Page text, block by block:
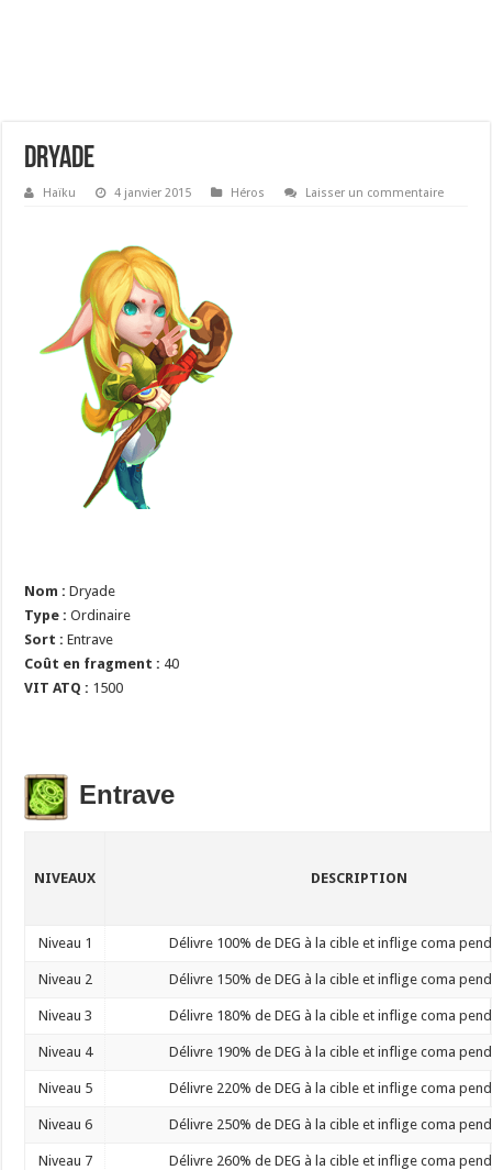
Dryade
Haïku 4 janvier 2015 Héros Laisser un commentaire
Nom : Dryade
Type : Ordinaire
Sort : Entrave
Coût en fragment : 40
VIT ATQ : 1500
Entrave
NIVEAUX DESCRIPTION
Niveau 1 Délivre 100% de DEG à la cible et inflige coma
Niveau 2 Délivre 150% de DEG à la cible et inflige coma
Niveau 3 Délivre 180% de DEG à la cible et inflige coma
Niveau 4 Délivre 190% de DEG à la cible et inflige coma
Niveau 5 Délivre 220% de DEG à la cible et inflige coma
Niveau 6 Délivre 250% de DEG à la cible et inflige coma
Niveau 7 Délivre 260% de DEG à la cible et inflige coma